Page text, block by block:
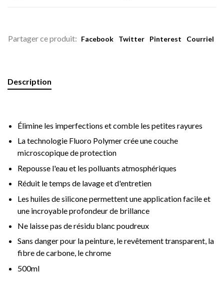
Partager ce produit: Facebook Twitter Pinterest Courriel
Description
Élimine les imperfections et comble les petites rayures
La technologie Fluoro Polymer crée une couche
microscopique de protection
Repousse l'eau et les polluants atmosphériques
Réduit le temps de lavage et d'entretien
Les huiles de silicone permettent une application facile et
une incroyable profondeur de brillance
Ne laisse pas de résidu blanc poudreux
Sans danger pour la peinture, le revêtement transparent, la
fibre de carbone, le chrome
500ml